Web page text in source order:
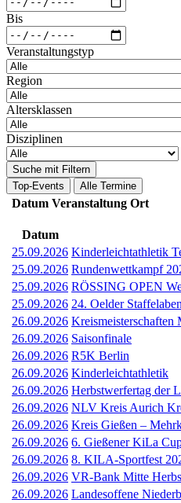
Bis
Veranstaltungstyp
Region
Altersklassen
Disziplinen
Suche mit Filtern
Top-Events
Alle Termine
Datum Veranstaltung Ort
Datum
25.09.2026 Kinderleichtathletik
25.09.2026 Rundenwettkampf
25.09.2026 RÖSSING OPEN
25.09.2026 24. Oelder
26.09.2026
26.09.2026 Saisonfinale
26.09.2026 R5K Berlin
26.09.2026 Kinderleichtathletik
26.09.2026 Herbstwerfertag der
26.09.2026 NLV Kreis Aurich
26.09.2026 Kreis Gießen –
26.09.2026 6. Gießener KiLa
26.09.2026 8. KILA-Sportfest
26.09.2026 VR-Bank Mitte
26.09.2026 Landesoffene